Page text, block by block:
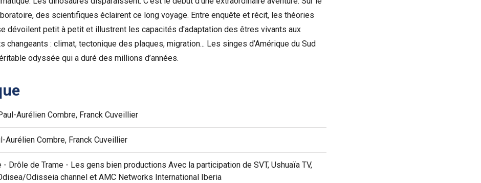
des scientifiques éclairent ce long voyage. Entre enquête et récit, les théories
dévoilent petit à petit et illustrent les capacités d'adaptation des êtres vivants aux
changeants : climat, tectonique des plaques, migration... Les singes d’Amérique du Sud
odyssée qui a duré des millions d’années.
Aurélien Combre, Franck Cuveillier
Aurélien Combre, Franck Cuveillier
- Drôle de Trame - Les gens bien productions Avec la participation de SVT, Ushuaïa TV,
Odisseia channel et AMC Networks International Iberia